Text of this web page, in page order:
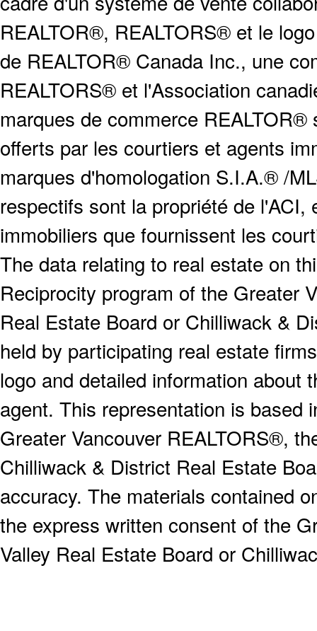
REALTOR®, REALTORS® et le
de REALTOR® Canada Inc., une
REALTORS® et l'Association
marques de commerce
offerts par les courtiers et agents
marques d'homologation S.I.A.® /
respectifs sont la propriété de
immobiliers que fournissent les
The data relating to real estate on
Reciprocity program of the Greater
Real Estate Board or Chilliwack &
held by participating real estate
logo and detailed information about
agent. This representation is based
Greater Vancouver REALTORS®,
Chilliwack & District Real Estate
accuracy. The materials contained
the express written consent of the
Valley Real Estate Board or